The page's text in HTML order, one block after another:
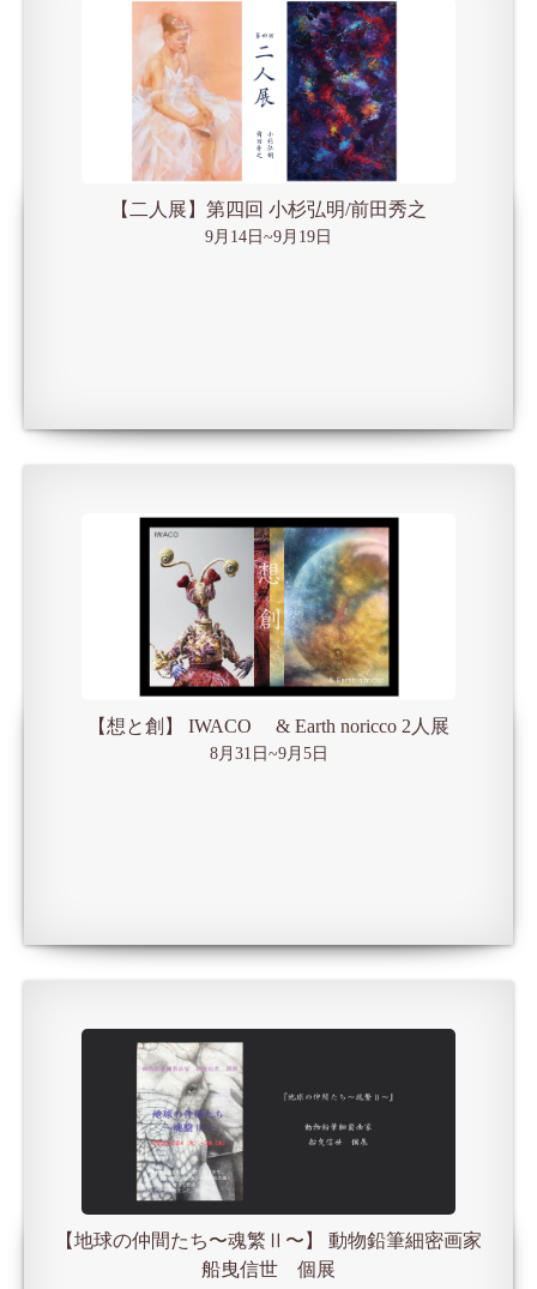
【二人展】第四回 小杉弘明/前田秀之
9月14日~9月19日
【想と創】 IWACO & Earth noricco 2人展
8月31日~9月5日
【地球の仲間たち〜魂繁Ⅱ〜】 動物鉛筆細密画家
船曳信世 個展